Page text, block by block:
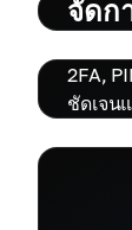
จัดก
2FA,
ชัดเจน